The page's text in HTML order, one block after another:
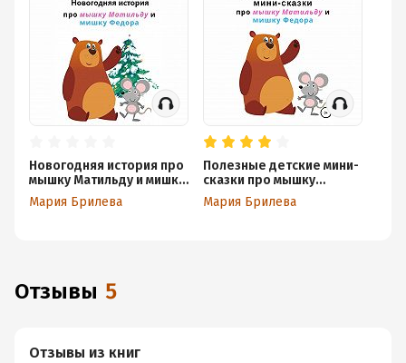
Новогодняя история про
мышку Матильду и мишку
Федора
Мария Брилева
Полезные детские мини-
сказки про мышку
Матильду и мишку
Федора
Мария Брилева
Отзывы 5
Отзывы из книг